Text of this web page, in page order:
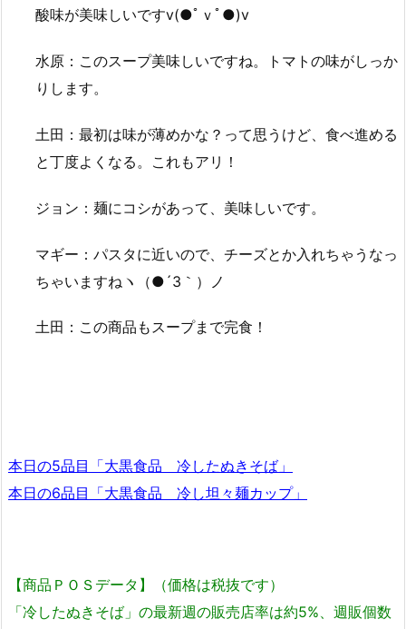
酸味が美味しいですv(●ﾟｖﾟ●)v
水原：このスープ美味しいですね。トマトの味がしっか
りします。
土田：最初は味が薄めかな？って思うけど、食べ進める
と丁度よくなる。これもアリ！
ジョン：麺にコシがあって、美味しいです。
マギー：パスタに近いので、チーズとか入れちゃうなっ
ちゃいますねヽ（●´3｀）ノ
土田：この商品もスープまで完食！
本日の5品目「大黒食品 冷したぬきそば」
本日の6品目「大黒食品 冷し坦々麺カップ」
【商品ＰＯＳデータ】（価格は税抜です）
「冷したぬきそば」の最新週の販売店率は約5%、週販個数